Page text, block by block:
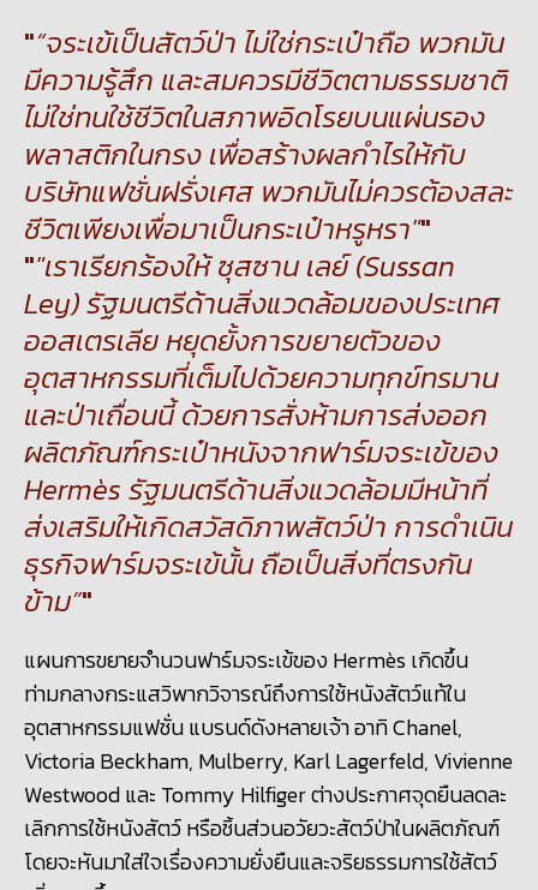
“จระเข้เป็นสัตว์ป่า ไม่ใช่กระเป๋าถือ พวกมัน
มีความรู้สึก และสมควรมีชีวิตตามธรรมชาติ
ไม่ใช่ทนใช้ชีวิตในสภาพอิดโรยบนแผ่นรอง
พลาสติกในกรง เพื่อสร้างผลกำไรให้กับ
บริษัทแฟชั่นฝรั่งเศส พวกมันไม่ควรต้องสละ
ชีวิตเพียงเพื่อมาเป็นกระเป๋าหรูหรา"
"เราเรียกร้องให้ซุสซาน เลย์(Sussan
Ley) รัฐมนตรีด้านสิ่งแวดล้อมของประเทศ
ออสเตรเลีย หยุดยั้งการขยายตัวของ
อุตสาหกรรมที่เต็มไปด้วยความทุกข์ทรมาน
และป่าเถื่อนนี้ ด้วยการสั่งห้ามการส่งออก
ผลิตภัณฑ์กระเป๋าหนังจากฟาร์มจระเข้ของ
Hermès รัฐมนตรีด้านสิ่งแวดล้อมมีหน้าที่
ส่งเสริมให้เกิดสวัสดิภาพสัตว์ป่า การดำเนิน
ธุรกิจฟาร์มจระเข้นั้น ถือเป็นสิ่งที่ตรงกัน
ข้าม”
แผนการขยายจำนวนฟาร์มจระเข้ของHermès เกิดขึ้น
ท่ามกลางกระแสวิพากวิจารณ์ถึงการใช้หนังสัตว์แท้ใน
อุตสาหกรรมแฟชั่นแบรนด์ดังหลายเจ้า อาทิChanel,
Victoria Beckham, Mulberry, Karl Lagerfeld, Vivienne
Westwood และ Tommy Hilfiger ต่างประกาศจุดยืนลดละ
เลิกการใช้หนังสัตว์ หรือชิ้นส่วนอวัยวะสัตว์ป่าในผลิตภัณฑ์
โดยจะหันมาใส่ใจเรื่องความยั่งยืนและจริยธรรมการใช้สัตว์